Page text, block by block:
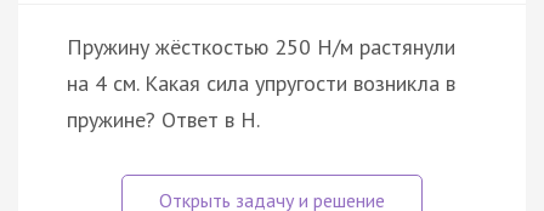
Пружину жёсткостью 250 Н/м растянули
на 4 см. Какая сила упругости возникла в
пружине? Ответ в Н.